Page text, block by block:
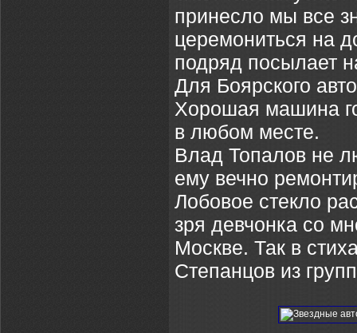
принесло мы все
церемониться на
подряд посылает
Для Боярского
Хорошая машина
в любом месте.
Влад Топалов не
ему вечно
Лобовое стекло
зря девчонка со
Москве. Так в
Степанцов из